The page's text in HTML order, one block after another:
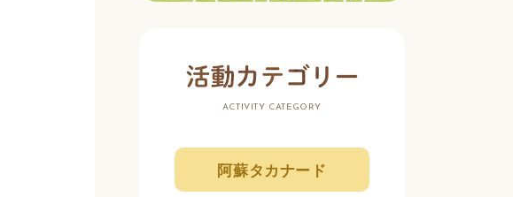
ACTIVITY CATEGORY
阿蘇タカナード